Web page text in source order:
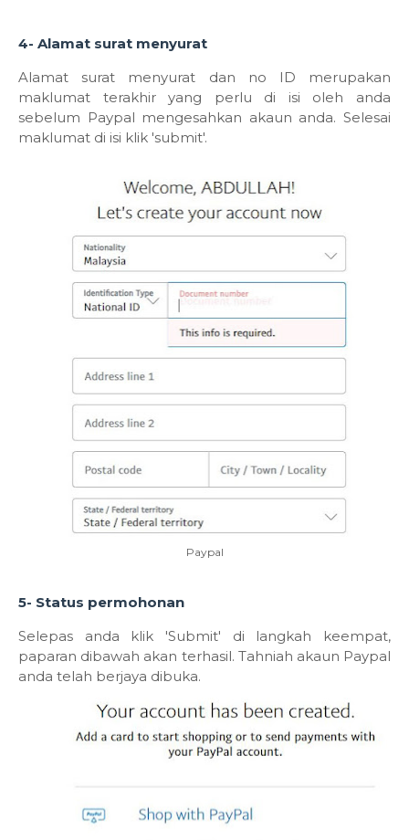
4- Alamat surat menyurat
Alamat surat menyurat dan no ID merupakan
maklumat terakhir yang perlu di isi oleh anda
sebelum Paypal mengesahkan akaun anda. Selesai
maklumat di isi klik 'submit'.
Paypal
5- Status permohonan
Selepas anda klik 'Submit' di langkah keempat,
paparan dibawah akan terhasil. Tahniah akaun Paypal
anda telah berjaya dibuka.